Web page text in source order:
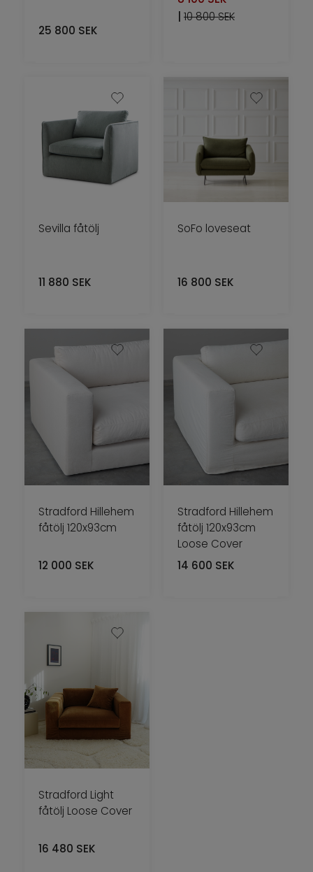
25 800 SEK
10 800 SEK
Sevilla fåtölj
11 880 SEK
SoFo loveseat
16 800 SEK
Stradford Hillehem
fåtölj 120x93cm
12 000 SEK
Stradford Hillehem
fåtölj 120x93cm
Loose Cover
14 600 SEK
Stradford Light
fåtölj Loose Cover
16 480 SEK